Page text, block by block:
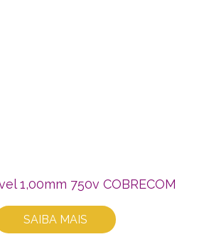
1,00mm 750v COBRECOM
SAIBA MAIS